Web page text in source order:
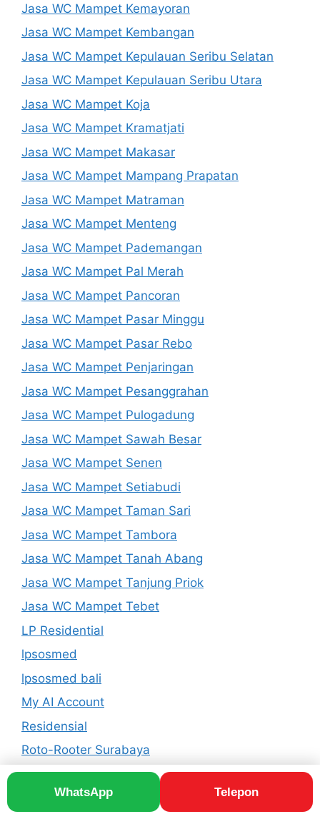
WhatsApp Telepon
Jasa WC Mampet Kemayoran
Jasa WC Mampet Kembangan
Jasa WC Mampet Kepulauan Seribu Selatan
Jasa WC Mampet Kepulauan Seribu Utara
Jasa WC Mampet Koja
Jasa WC Mampet Kramatjati
Jasa WC Mampet Makasar
Jasa WC Mampet Mampang Prapatan
Jasa WC Mampet Matraman
Jasa WC Mampet Menteng
Jasa WC Mampet Pademangan
Jasa WC Mampet Pal Merah
Jasa WC Mampet Pancoran
Jasa WC Mampet Pasar Minggu
Jasa WC Mampet Pasar Rebo
Jasa WC Mampet Penjaringan
Jasa WC Mampet Pesanggrahan
Jasa WC Mampet Pulogadung
Jasa WC Mampet Sawah Besar
Jasa WC Mampet Senen
Jasa WC Mampet Setiabudi
Jasa WC Mampet Taman Sari
Jasa WC Mampet Tambora
Jasa WC Mampet Tanah Abang
Jasa WC Mampet Tanjung Priok
Jasa WC Mampet Tebet
LP Residential
lpsosmed
lpsosmed bali
My AI Account
Residensial
Roto-Rooter Surabaya